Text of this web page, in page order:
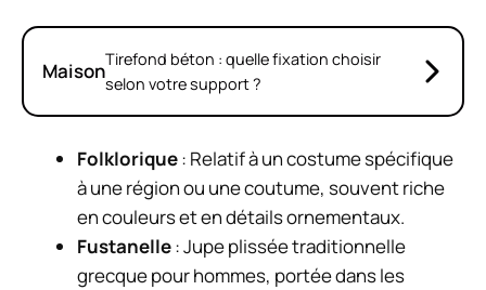
MaisonTirefond béton : quelle fixation choisir
selon votre support ?
Folklorique: Relatif à un costume spécifique
à une région ou une coutume, souvent riche
en couleurs et en détails ornementaux.
Fustanelle: Jupe plissée traditionnelle
grecque pour hommes, portée dans les